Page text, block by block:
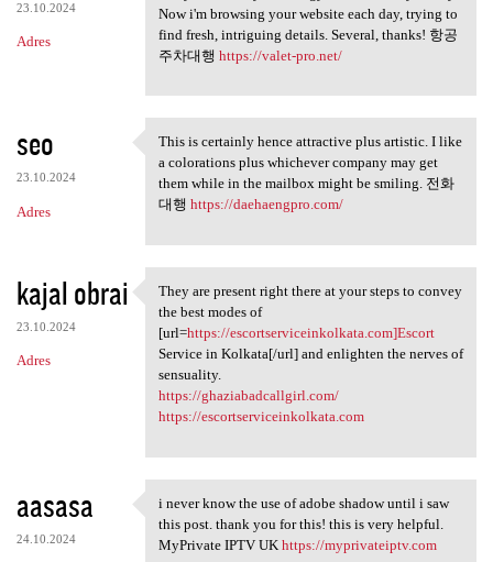
23.10.2024
Adres
Now i'm browsing your website each day, trying to
find fresh, intriguing details. Several, thanks! 항공
주차대행 https://valet-pro.net/
seo
23.10.2024
Adres
This is certainly hence
This is certainly hence attractive plus artistic. I like
a colorations plus whichever company may get
them while in the mailbox might be smiling. 전화
대행 https://daehaengpro.com/
kajal obrai
23.10.2024
Adres
They are present right there
They are present right there at your steps to convey
the best modes of
[url=https://escortserviceinkolkata.com]Escort
Service in Kolkata[/url] and enlighten the nerves of
sensuality.
https://ghaziabadcallgirl.com/
https://escortserviceinkolkata.com
aasasa
24.10.2024
i never know the use of adobe
i never know the use of adobe shadow until i saw
this post. thank you for this! this is very helpful.
MyPrivate IPTV UK https://myprivateiptv.com